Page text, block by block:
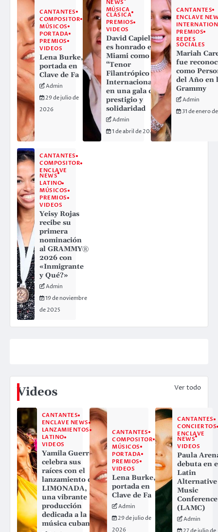
CANTANTES
COMPOSITOR
MÚSICOS
PORTADA
PREMIOS
VIDEOS
Lena Burke,
portada en
Clave de Fa
Admin
29 de julio de
2026
NEWS
MÚSICA
CLÁSICA
PREMIOS
VIDEOS
David Capiello
es honrado en
Miami como
“Tenor
Filantrópico
Internacional”
en una gala de
prestigio y
solidaridad
Admin
1 de abril de 2026
CANTANTES
ENCLAVE
PREMIOS
REDES
SOCIALES
Mariah
fue
como
del Año en
Grammy
Admin
31 de enero
CANTANTES
COMPOSITOR
ENCLAVE
NEWS
LATINO
MÚSICOS
PREMIOS
VIDEOS
Yeisy Rojas
recibe su
primera
nominación
al GRAMMY®
2026 con
«Inmigrante
y Qué?»
Admin
19 de noviembre
de 2025
Videos Ver todo
CANTANTES
ENCLAVE NEWS
LANZAMIENTOS
LATINO
VIDEOS
Yamila Guerra
celebra sus
raíces con el
lanzamiento de
LIMONADA,
una vibrante
producción
dedicada a la
música cubana
CANTANTES
COMPOSITOR
MÚSICOS
PORTADA
PREMIOS
VIDEOS
Lena Burke,
portada en
Clave de Fa
Admin
29 de julio de
2026
CANTANTES
CONCIERTOS
ENCLAVE
NEWS
VIDEOS
Paula
debuta en
Latin
Alternative
Music
Conference
(LAMC)
Admin